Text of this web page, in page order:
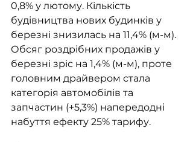
0,8% у лютому. Кількість
будівництва нових будинків у
березні знизилась на 11,4% (м-м).
Обсяг роздрібних продажів у
березні зріс на 1,4% (м-м), проте
головним драйвером стала
категорія автомобілів та
запчастин (+5,3%) напередодні
набуття ефекту 25% тарифу.